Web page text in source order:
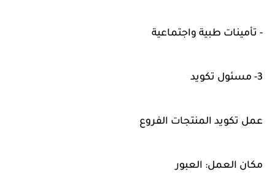
- تأمينات طبية واجتماعية
3- مسئول تكويد
عمل تكويد المنتجات الفروع
مكان العمل: العبور